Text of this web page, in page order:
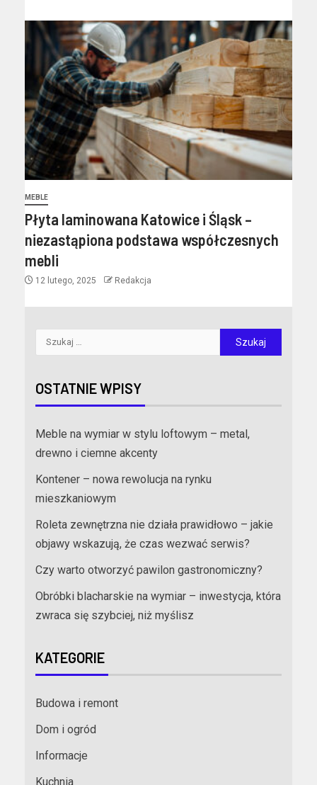
MEBLE
Płyta laminowana Katowice i Śląsk –
niezastąpiona podstawa współczesnych
mebli
12 lutego, 2025 Redakcja
OSTATNIE WPISY
Meble na wymiar w stylu loftowym – metal,
drewno i ciemne akcenty
Kontener – nowa rewolucja na rynku
mieszkaniowym
Roleta zewnętrzna nie działa prawidłowo – jakie
objawy wskazują, że czas wezwać serwis?
Czy warto otworzyć pawilon gastronomiczny?
Obróbki blacharskie na wymiar – inwestycja, która
zwraca się szybciej, niż myślisz
KATEGORIE
Budowa i remont
Dom i ogród
Informacje
Kuchnia